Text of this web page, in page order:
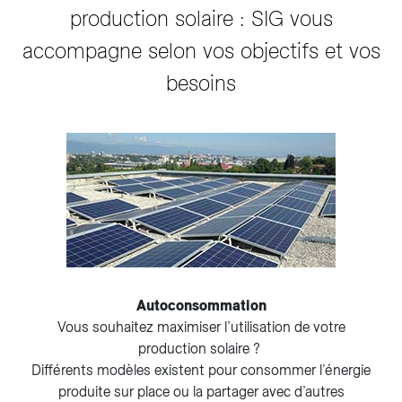
production solaire : SIG vous
accompagne selon vos objectifs et vos
besoins
Autoconsommation
Vous souhaitez maximiser l’utilisation de votre
production solaire ?
Différents modèles existent pour consommer l’énergie
produite sur place ou la partager avec d’autres